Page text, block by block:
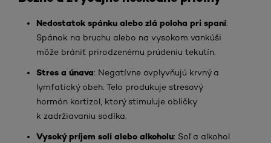
Nedostatok spánku alebo zlá poloha pri spaní:
Spánok na bruchu alebo na vysokom vankúši
môže brániť prirodzenému prúdeniu tekutín.
Stres a únava: Negatívne ovplyvňujú krvný a
lymfatický obeh. Telo produkuje stresový
hormón kortizol, ktorý stimuluje obličky
k zadržiavaniu sodíka.
Vysoký príjem soli alebo alkoholu: Soľ a alkohol